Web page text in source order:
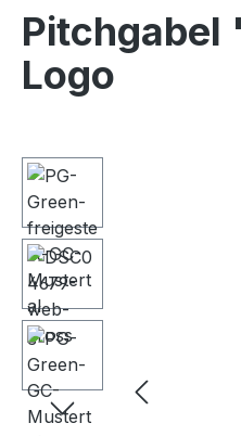
Pitchgabel
Logo
Bildergalerie überspringen